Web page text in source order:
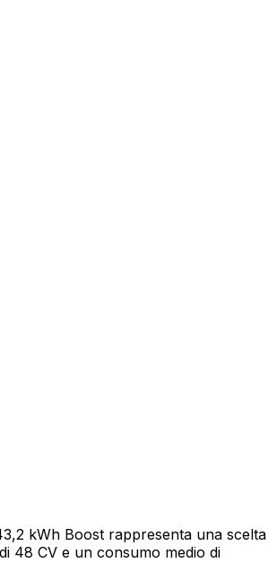
kWh Boost rappresenta una scelta
48 CV e un consumo medio di